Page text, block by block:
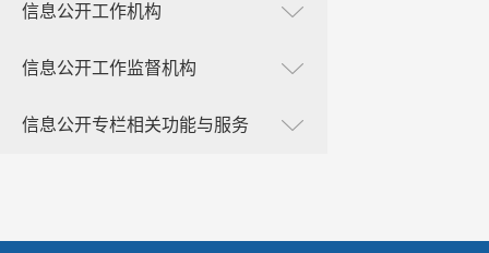
信息公开工作机构
信息公开工作监督机构
信息公开专栏相关功能与服务